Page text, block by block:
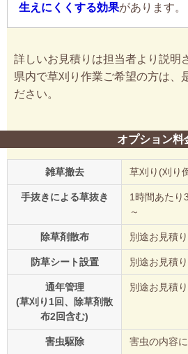
生えにくくする効果があります。
詳しいお見積りは担当者より説明
県内で草刈り作業ご希望の方は、
ださい。
オプション料
雑草撤去 草刈り(刈り
手抜きによる草抜き
1時間あたり
～
除草剤散布 別途お見積り
防草シート設置 別途お見積り
通年管理
(草刈り1回、除草剤散
布2回含む)
別途お見積り
害虫駆除 害虫の内容